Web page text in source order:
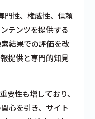
門性、権威性、信頼
テンツを提供する
結果での評価を改
提供と専門的知見
要性も増しており、
心を引き、サイト